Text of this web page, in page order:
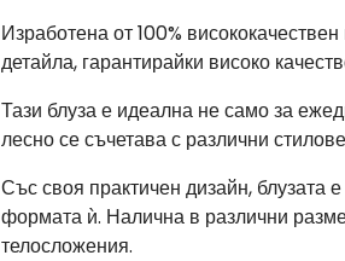
Изработена от 100%
детайла, гарантирайки високо
Тази блуза е идеална не само за
лесно се съчетава с различни
Със своя практичен дизайн, блузата
формата ѝ. Налична в различни
телосложения.